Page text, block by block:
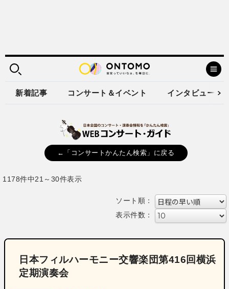
新着記事 コンサート＆イベント インタビュー
←「コンサートかんたん検索」に戻る
1178件中21～30件表示
ソート順：
表示件数：
日本フィルハーモニー交響楽団第416回横浜
定期演奏会